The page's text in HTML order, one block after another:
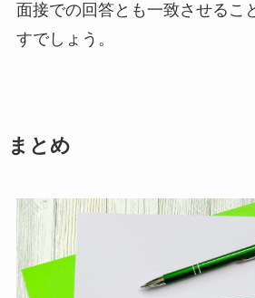
面接での回答とも一致させるこ
すでしょう。
まとめ